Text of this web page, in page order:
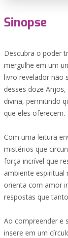
Sinopse
Descubra o poder
mergulhe em um
livro revelador não
desses doze
divina, permitindo
que eles oferecem.
Com uma leitura
mistérios que
força incrível que
ambiente espiritual
orienta com amor
respostas que
Ao compreender e
insere em um